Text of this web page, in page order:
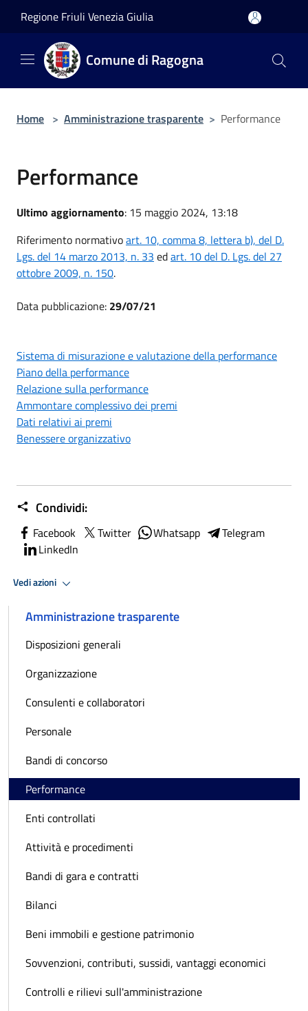
Regione Friuli Venezia Giulia
Comune di Ragogna
Home > Amministrazione trasparente > Performance
Performance
Ultimo aggiornamento: 15 maggio 2024, 13:18
Riferimento normativoart. 10, comma 8, lettera b), del D.
Lgs. del 14 marzo 2013, n. 33 edart. 10 del D. Lgs. del 27
ottobre 2009, n. 150.
Data pubblicazione: 29/07/21
Sistema di misurazione e valutazione della performance
Piano della performance
Relazione sulla performance
Ammontare complessivo dei premi
Dati relativi ai premi
Benessere organizzativo
Condividi:
Facebook Twitter Whatsapp
Telegram
LinkedIn
Vedi azioni
Amministrazione trasparente
Disposizioni generali
Organizzazione
Consulenti e collaboratori
Personale
Bandi di concorso
Performance
Enti controllati
Attività e procedimenti
Bandi di gara e contratti
Bilanci
Beni immobili e gestione patrimonio
Sovvenzioni, contributi, sussidi, vantaggi economici
Controlli e rilievi sull'amministrazione